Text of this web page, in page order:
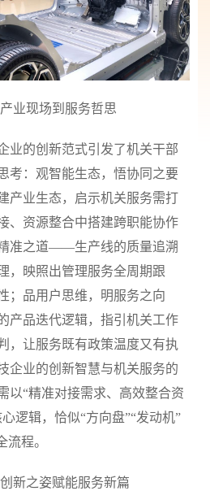
业现场到服务哲思
业的创新范式引发了机关干部
考：观智能生态，悟协同之要
业生态，启示机关服务需打
、资源整合中搭建跨职能协作
准之道——生产线的质量追溯
，映照出管理服务全周期跟
；品用户思维，明服务之向
品迭代逻辑，指引机关工作
，让服务既有政策温度又有执
企业的创新智慧与机关服务的
以“精准对接需求、高效整合资
逻辑，恰似“方向盘”“发动机”
流程。
新之姿赋能服务新篇